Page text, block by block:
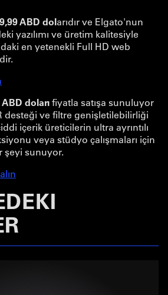
ABD dolarıdır ve Elgato'nun
yazılımı ve üretim kalitesiyle
en yetenekli Full HD web
dolarıfiyatla satışa sunuluyor
desteği ve filtre genişletilebilirliği
içerik üreticilerin ultra ayrıntılı
veya stüdyo çalışmaları için
şeyi sunuyor.